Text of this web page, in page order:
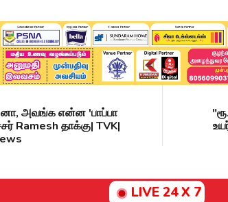
அவங்க என்ன 'பாப்பா
Ramesh தாக்கு| TVK|
LIVE 24 X 7